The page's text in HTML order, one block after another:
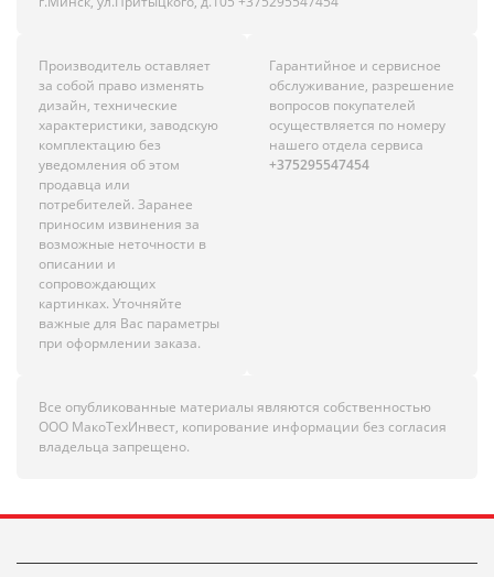
Производитель оставляет
за собой право изменять
дизайн, технические
характеристики, заводскую
комплектацию без
уведомления об этом
продавца или
потребителей. Заранее
приносим извинения за
возможные неточности в
описании и
сопровождающих
картинках. Уточняйте
важные для Вас параметры
при оформлении заказа.
Гарантийное и сервисное
обслуживание, разрешение
вопросов покупателей
осуществляется по номеру
нашего отдела сервиса
+375295547454
Все опубликованные материалы являются собственностью
ООО МакоТехИнвест, копирование информации без согласия
владельца запрещено.